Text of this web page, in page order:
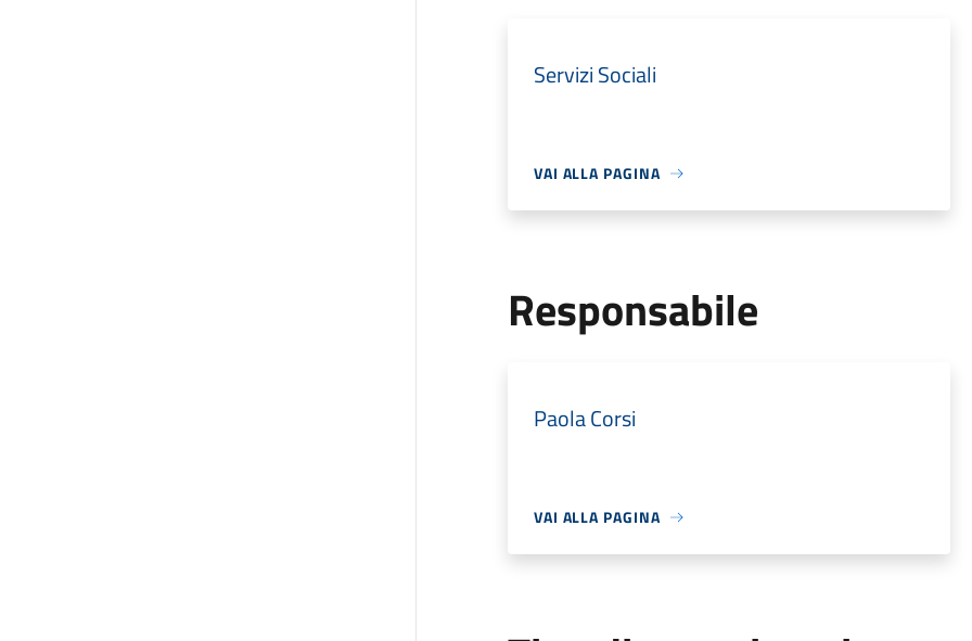
Servizi Sociali
VAI ALLA PAGINA
Responsabile
Paola Corsi
VAI ALLA PAGINA